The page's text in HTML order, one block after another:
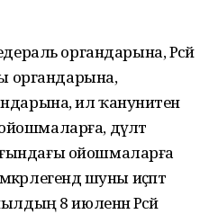
органдарына, Рәсәй
органдарына,
ил ҡануниәтенә
дәүләт
ойошмаларға
шуны иҫәптә
8 июленән Рәсәй